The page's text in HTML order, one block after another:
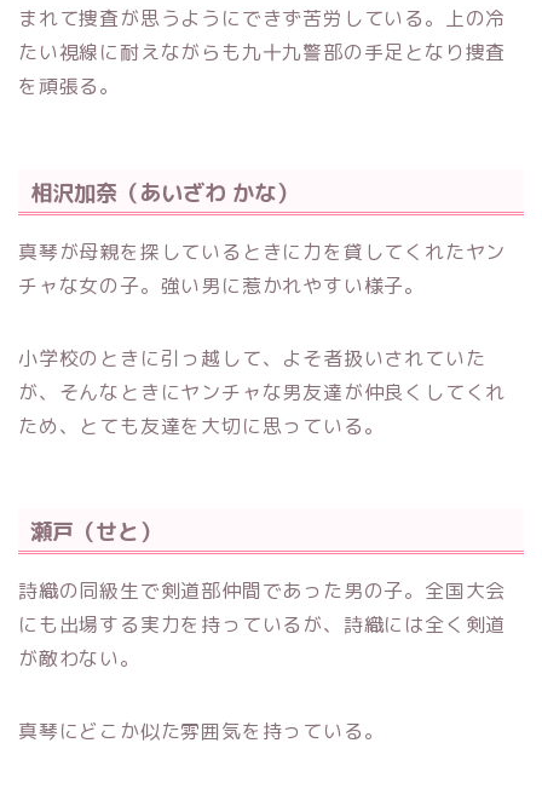
まれて捜査が思うようにできず苦労している。上の冷
たい視線に耐えながらも九十九警部の手足となり捜査
を頑張る。
相沢加奈（あいざわ かな）
真琴が母親を探しているときに力を貸してくれたヤン
チャな女の子。強い男に惹かれやすい様子。
小学校のときに引っ越して、よそ者扱いされていた
が、そんなときにヤンチャな男友達が仲良くしてくれ
ため、とても友達を大切に思っている。
瀬戸（せと）
詩織の同級生で剣道部仲間であった男の子。全国大会
にも出場する実力を持っているが、詩織には全く剣道
が敵わない。
真琴にどこか似た雰囲気を持っている。